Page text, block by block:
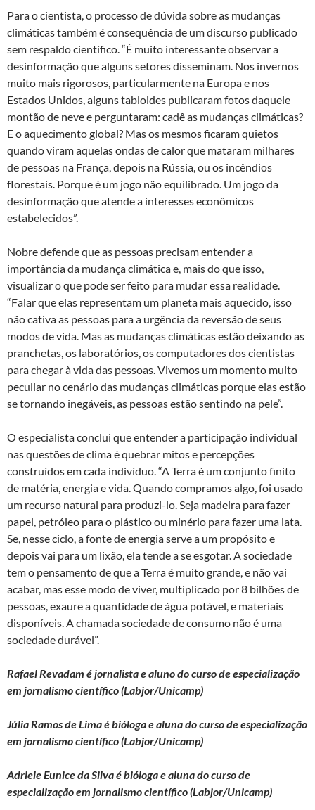
Para o cientista, o processo de dúvida sobre as mudanças
climáticas também é consequência de um discurso publicado
sem respaldo científico. “É muito interessante observar a
desinformação que alguns setores disseminam. Nos invernos
muito mais rigorosos, particularmente na Europa e nos
Estados Unidos, alguns tabloides publicaram fotos daquele
montão de neve e perguntaram: cadê as mudanças climáticas?
E o aquecimento global? Mas os mesmos ficaram quietos
quando viram aquelas ondas de calor que mataram milhares
de pessoas na França, depois na Rússia, ou os incêndios
florestais. Porque é um jogo não equilibrado. Um jogo da
desinformação que atende a interesses econômicos
estabelecidos”.
Nobre defende que as pessoas precisam entender a
importância da mudança climática e, mais do que isso,
visualizar o que pode ser feito para mudar essa realidade.
“Falar que elas representam um planeta mais aquecido, isso
não cativa as pessoas para a urgência da reversão de seus
modos de vida. Mas as mudanças climáticas estão deixando as
pranchetas, os laboratórios, os computadores dos cientistas
para chegar à vida das pessoas. Vivemos um momento muito
peculiar no cenário das mudanças climáticas porque elas estão
se tornando inegáveis, as pessoas estão sentindo na pele”.
O especialista conclui que entender a participação individual
nas questões de clima é quebrar mitos e percepções
construídos em cada indivíduo. “A Terra é um conjunto finito
de matéria, energia e vida. Quando compramos algo, foi usado
um recurso natural para produzi-lo. Seja madeira para fazer
papel, petróleo para o plástico ou minério para fazer uma lata.
Se, nesse ciclo, a fonte de energia serve a um propósito e
depois vai para um lixão, ela tende a se esgotar. A sociedade
tem o pensamento de que a Terra é muito grande, e não vai
acabar, mas esse modo de viver, multiplicado por 8 bilhões de
pessoas, exaure a quantidade de água potável, e materiais
disponíveis. A chamada sociedade de consumo não é uma
sociedade durável”.
Rafael Revadam é jornalista e aluno do curso de especialização
em jornalismo científico (Labjor/Unicamp)
Júlia Ramos de Limaé bióloga e aluna do curso de especialização
em jornalismo científico (Labjor/Unicamp)
Adriele Eunice da Silvaé bióloga e aluna do curso de
especialização em jornalismo científico (Labjor/Unicamp)